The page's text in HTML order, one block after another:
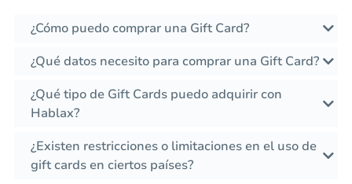
¿Cómo puedo comprar una Gift Card?
¿Qué datos necesito para comprar una Gift Card?
¿Qué tipo de Gift Cards puedo adquirir con
Hablax?
¿Existen restricciones o limitaciones en el uso de
gift cards en ciertos países?